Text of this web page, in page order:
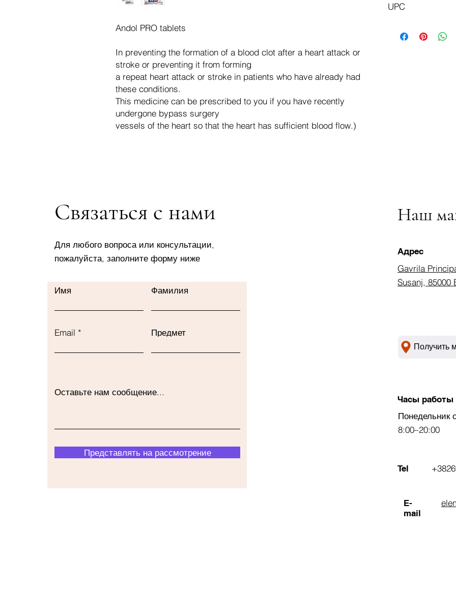
Andol PRO tablets
In preventing the formation of a blood clot after a heart attack or
stroke or preventing it from forming
a repeat heart attack or stroke in patients who have already had
these conditions.
This medicine can be prescribed to you if you have recently
undergone bypass surgery
vessels of the heart so that the heart has sufficient blood flow.)
UPC
100 mg.
Связаться с нами
Для любого вопроса или консультации,
пожалуйста, заполните форму ниже
Имя Фамилия
Email Предмет
Оставьте нам сообщение...
Представлять на рассмотрение
Наш
Адрес
Gavrila
Susanj, 85000
Получить
Часы работы
Понедельник
8:00–20:00
Tel
E-
mail